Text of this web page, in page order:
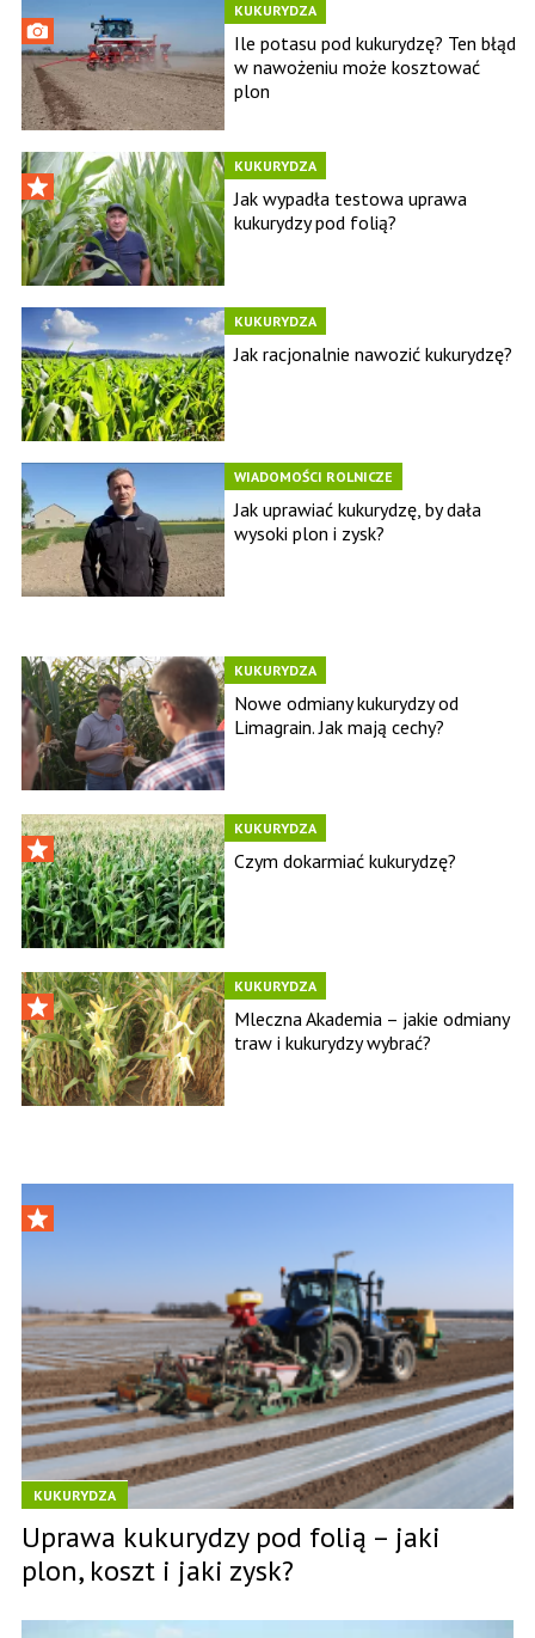
KUKURYDZA
Ile potasu pod kukurydzę? Ten błąd
w nawożeniu może kosztować
plon
KUKURYDZA
Jak wypadła testowa uprawa
kukurydzy pod folią?
KUKURYDZA
Jak racjonalnie nawozić kukurydzę?
WIADOMOŚCI ROLNICZE
Jak uprawiać kukurydzę, by dała
wysoki plon i zysk?
KUKURYDZA
Nowe odmiany kukurydzy od
Limagrain. Jak mają cechy?
KUKURYDZA
Czym dokarmiać kukurydzę?
KUKURYDZA
Mleczna Akademia – jakie odmiany
traw i kukurydzy wybrać?
KUKURYDZA
Uprawa kukurydzy pod folią – jaki
plon, koszt i jaki zysk?